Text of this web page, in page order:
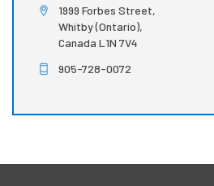
1999 Forbes Street,
Whitby (Ontario),
Canada L1N 7V4
905-728-0072